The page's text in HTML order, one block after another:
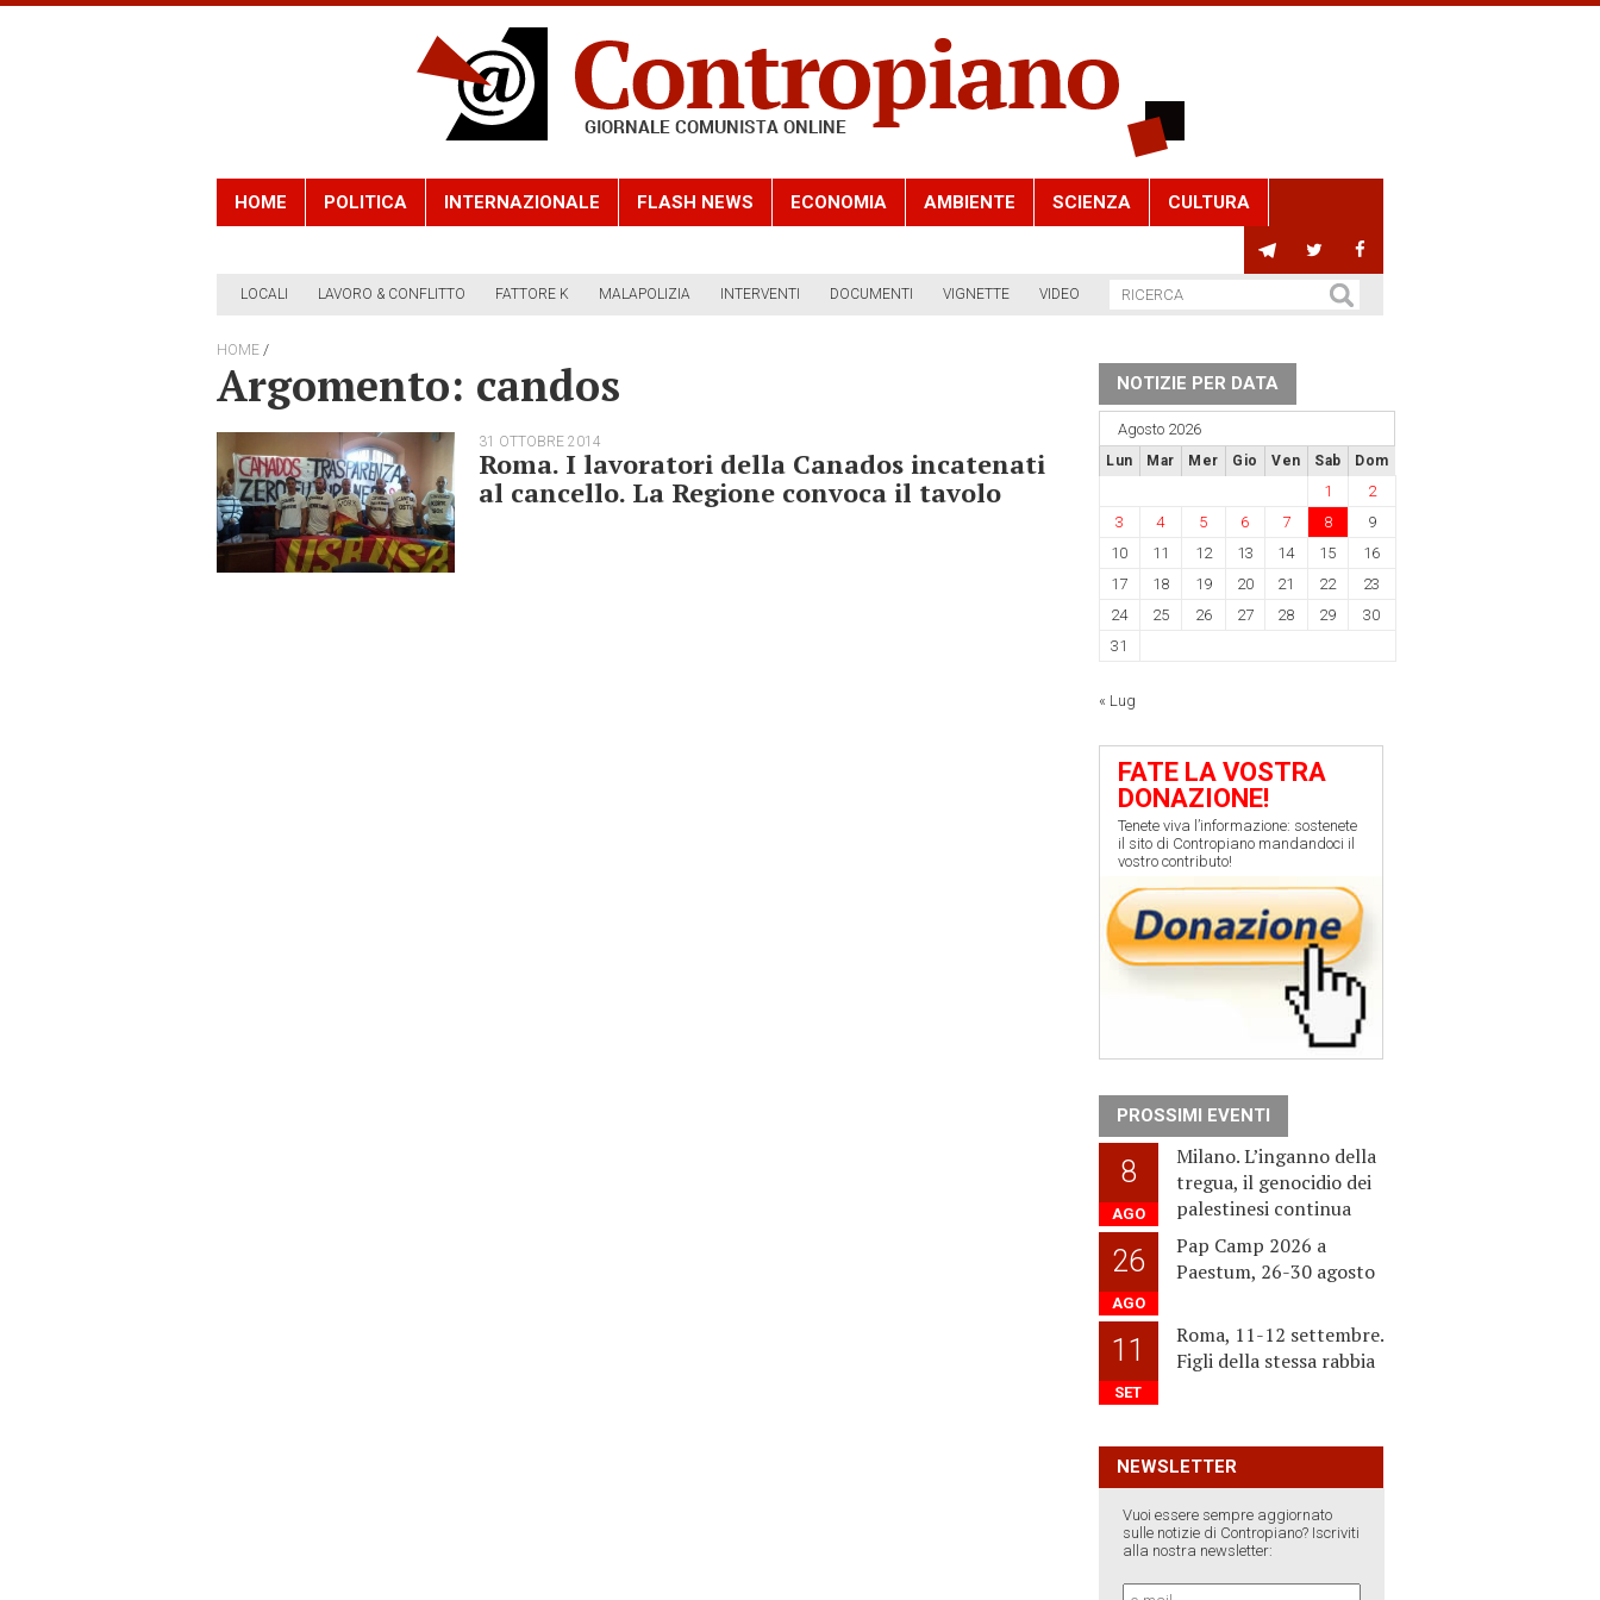
HOME POLITICA INTERNAZIONALE FLASH NEWS ECONOMIA AMBIENTE SCIENZA CULTURA
LOCALI LAVORO & CONFLITTO FATTORE K MALAPOLIZIA INTERVENTI DOCUMENTI VIGNETTE VIDEO
HOME /
Argomento: candos
31 OTTOBRE 2014
Roma. I lavoratori della Canados incatenati
al cancello. La Regione convoca il tavolo
NOTIZIE PER DATA
Agosto 2026
Lun Mar Mer Gio Ven Sab Dom
1
2
3
4 5 6 7 8
9
10
11 12 13 14 15
16
17
18 19 20 21 22
23
24
25 26 27 28 29
30
31
« Lug
FATE LA VOSTRA
DONAZIONE!
Tenete viva l’informazione: sostenete
il sito di Contropiano mandandoci il
vostro contributo!
PROSSIMI EVENTI
8
AGO
Milano. L’inganno della
tregua, il genocidio dei
palestinesi continua
26
AGO
Pap Camp 2026 a
Paestum, 26-30 agosto
11
SET
Roma, 11-12 settembre.
Figli della stessa rabbia
NEWSLETTER
Vuoi essere sempre aggiornato
sulle notizie di Contropiano? Iscriviti
alla nostra newsletter: